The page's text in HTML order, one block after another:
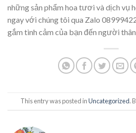
những sản phẩm hoa tươi và dịch vụ
ngay với chúng tôi qua Zalo
gắm tình cảm của bạn đến người thân
This entry was posted inUncategorized.